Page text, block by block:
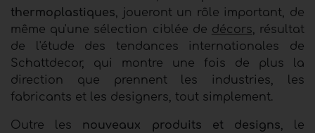
thermoplastiques, joueront un rôle important, de
même qu'une sélection ciblée de décors, résultat
de l'étude des tendances internationales de
Schattdecor, qui montre une fois de plus la
direction que prennent les industries, les
fabricants et les designers, tout simplement.
Outre les nouveaux produits et designs, le